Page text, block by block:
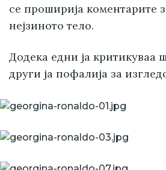
се проширија коментарите
нејзиното тело.
Додека едни ја критикуваа
други ја пофалија за